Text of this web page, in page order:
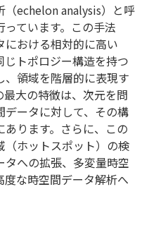
echelon analysis）と呼
ています。この手法
における相対的に高い
トポロジー構造を持つ
領域を階層的に表現す
大の特徴は、次元を問
ータに対して、その構
ります。さらに、この
（ホットスポット）の検
への拡張、多変量時空
な時空間データ解析へ